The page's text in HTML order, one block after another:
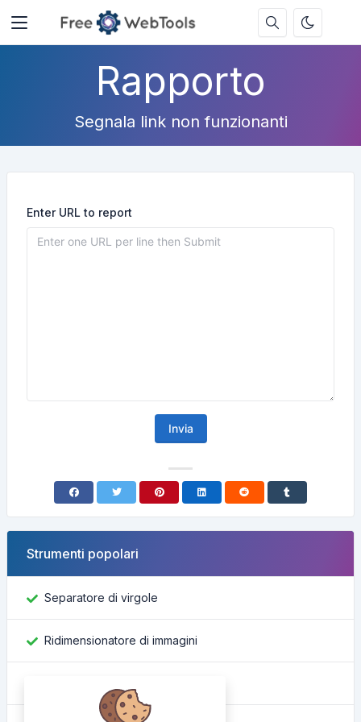
Rapporto
Segnala link non funzionanti
Enter URL to report
Invia
Strumenti popolari
Separatore di virgole
Ridimensionatore di immagini